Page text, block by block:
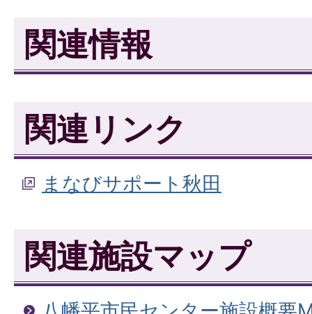
関連情報
関連リンク
まなびサポート秋田
関連施設マップ